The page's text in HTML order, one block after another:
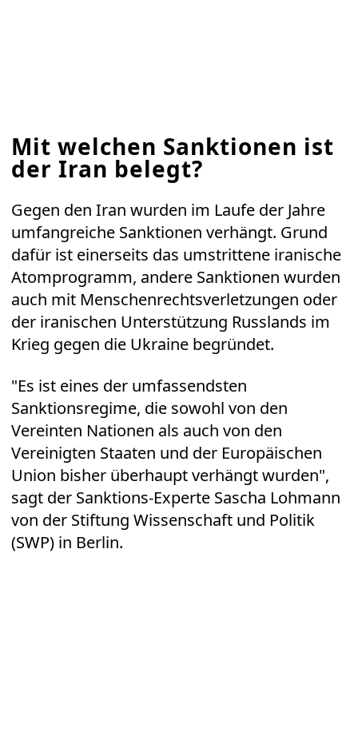
Mit welchen Sanktionen ist
der Iran belegt?
Gegen den Iran wurden im Laufe der Jahre
umfangreiche Sanktionen verhängt. Grund
dafür ist einerseits das umstrittene iranische
Atomprogramm, andere Sanktionen wurden
auch mit Menschenrechtsverletzungen oder
der iranischen Unterstützung Russlands im
Krieg gegen die Ukraine begründet.
"Es ist eines der umfassendsten
Sanktionsregime, die sowohl von den
Vereinten Nationen als auch von den
Vereinigten Staaten und der Europäischen
Union bisher überhaupt verhängt wurden",
sagt der Sanktions-Experte Sascha Lohmann
von der Stiftung Wissenschaft und Politik
(SWP) in Berlin.